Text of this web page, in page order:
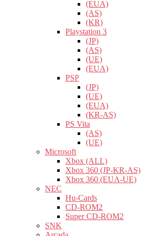
(EUA)
(AS)
(KR)
Playstation 3
(JP)
(AS)
(UE)
(EUA)
PSP
(JP)
(UE)
(EUA)
(KR-AS)
PS Vita
(AS)
(UE)
Microsoft
Xbox (ALL)
Xbox 360 (JP-KR-AS)
Xbox 360 (EUA-UE)
NEC
Hu-Cards
CD-ROM2
Super CD-ROM2
SNK